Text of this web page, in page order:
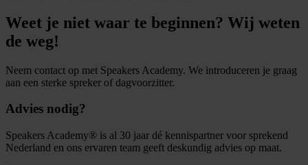
Weet je niet waar te beginnen? Wij weten
de weg!
Neem contact op met Speakers Academy. We introduceren je graag
aan een sterke spreker of dagvoorzitter.
Advies nodig?
Speakers Academy® is al 30 jaar dé kennispartner voor sprekend
Nederland en ons ervaren team geeft deskundig advies op maat.